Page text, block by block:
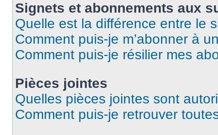
Signets et abonnements aux
Quelle est la différence entre le
Comment puis-je m’abonner à
Comment puis-je résilier mes
Pièces jointes
Quelles pièces jointes sont
Comment puis-je retrouver